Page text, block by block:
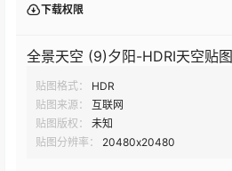
下载权限
全景天空 (9)夕阳-HDRI天空贴图
贴图格式：
HDR
贴图来源：
互联网
贴图版权：
未知
贴图分辨率：
20480x20480